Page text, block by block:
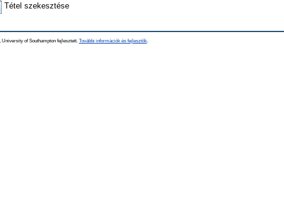
Tétel szekesztése
, University of Southampton fejlesztett. További információk és fejlesztők